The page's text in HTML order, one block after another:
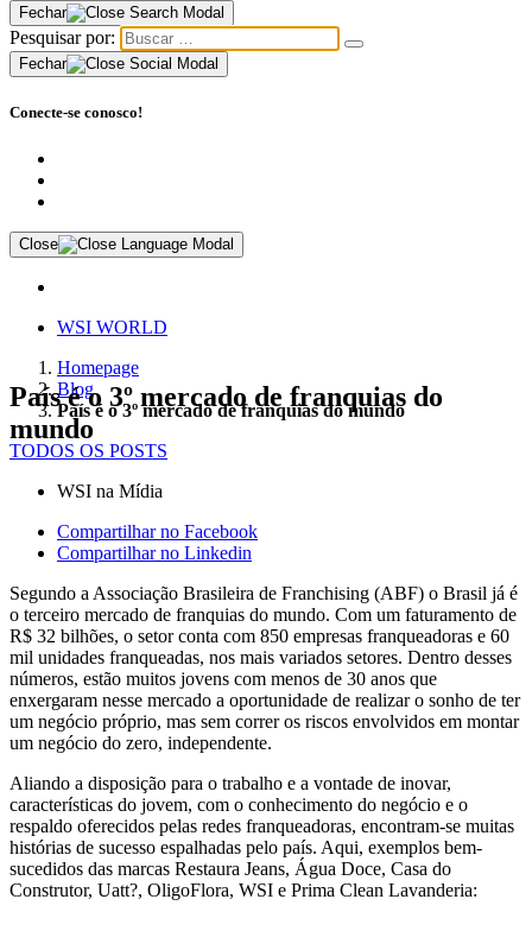
Fechar
Pesquisar por:
Fechar
Conecte-se conosco!
Close
WSI WORLD
País é o 3º mercado de franquias do
mundo
Homepage
Blog
País é o 3º mercado de franquias do mundo
TODOS OS POSTS
WSI na Mídia
Compartilhar no Facebook
Compartilhar no Linkedin
Segundo a Associação Brasileira de Franchising (ABF) o Brasil já é
o terceiro mercado de franquias do mundo. Com um faturamento de
R$ 32 bilhões, o setor conta com 850 empresas franqueadoras e 60
mil unidades franqueadas, nos mais variados setores. Dentro desses
números, estão muitos jovens com menos de 30 anos que
enxergaram nesse mercado a oportunidade de realizar o sonho de ter
um negócio próprio, mas sem correr os riscos envolvidos em montar
um negócio do zero, independente.
Aliando a disposição para o trabalho e a vontade de inovar,
características do jovem, com o conhecimento do negócio e o
respaldo oferecidos pelas redes franqueadoras, encontram-se muitas
histórias de sucesso espalhadas pelo país. Aqui, exemplos bem-
sucedidos das marcas Restaura Jeans, Água Doce, Casa do
Construtor, Uatt?, OligoFlora, WSI e Prima Clean Lavanderia: